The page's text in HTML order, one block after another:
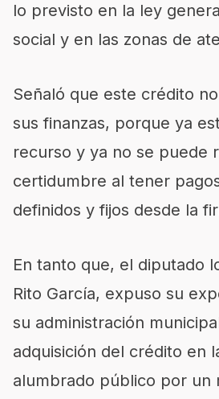
lo previsto en la ley
social y en las zonas de
Señaló que este crédito
sus finanzas, porque ya
recurso y ya no se puede
certidumbre al tener
definidos y fijos desde la
En tanto que, el diputado
Rito García, expuso su
su administración
adquisición del crédito en
alumbrado público por un